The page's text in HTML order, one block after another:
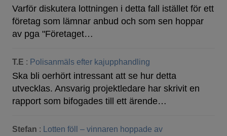
Varför diskutera lottningen i detta fall istället för ett
företag som lämnar anbud och som sen hoppar
av pga "Företaget…
T.E : Polisanmäls efter kajupphandling
Ska bli oerhört intressant att se hur detta
utvecklas. Ansvarig projektledare har skrivit en
rapport som bifogades till ett ärende…
Stefan : Lotten föll – vinnaren hoppade av